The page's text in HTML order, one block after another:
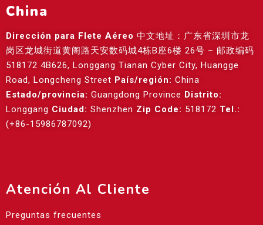
China
Dirección para Flete Aéreo 中文地址：广东省深圳市龙
岗区龙城街道黄阁路天安数码城4栋B座6楼 26号 – 邮政编码
518172 4B626, Longgang Tianan Cyber City, Huangge
Road, Longcheng Street País/región: China
Estado/provincia: Guangdong Province Distrito:
Longgang Ciudad: Shenzhen Zip Code: 518172 Tel.:
(+86-15986787092)
Atención Al Cliente
Preguntas frecuentes